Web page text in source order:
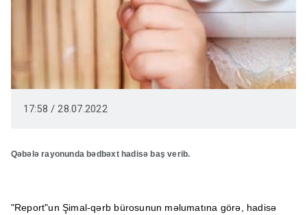
17:58 / 28.07.2022
Qəbələ rayonunda bədbəxt hadisə baş verib.
"Report"un Şimal-qərb bürosunun məlumatına görə, hadisə